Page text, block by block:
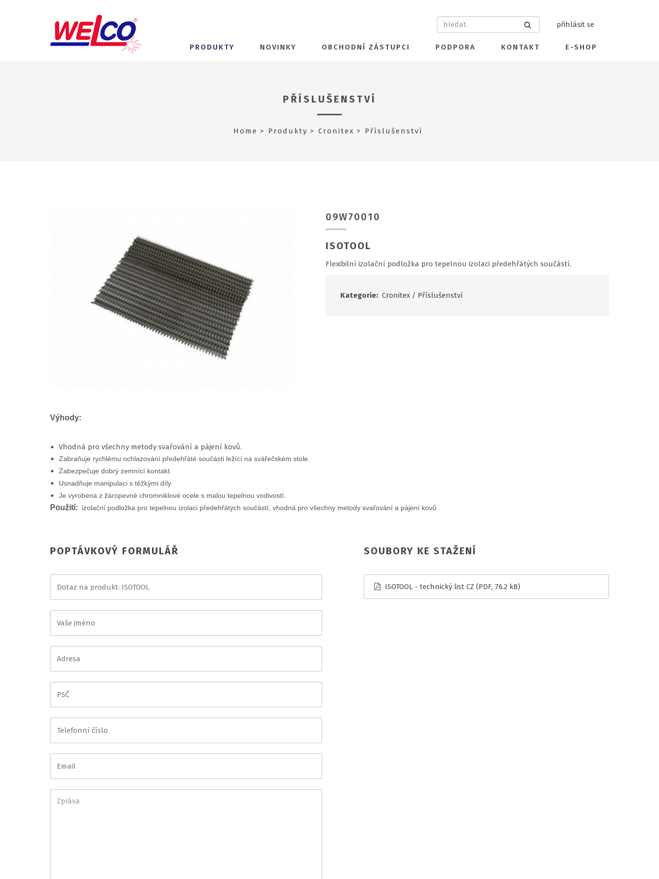
přihlásit se
PRODUKTY NOVINKY OBCHODNÍ ZÁSTUPCI PODPORA KONTAKT E-SHOP
PŘÍSLUŠENSTVÍ
Home Produkty Cronitex Příslušenství
09W70010
ISOTOOL
Flexibilní izolační podložka pro tepelnou izolaci předehřátých součástí.
Kategorie: Cronitex/ Příslušenství
Výhody:
Vhodná pro všechny metody svařování a pájení kovů.
Zabraňuje rychlému ochlazování předehřáté součásti ležící na svářečském stole.
Zabezpečuje dobrý zemnící kontakt.
Usnadňuje manipulaci s těžkými díly.
Je vyrobena z žáropevné chromniklové ocele s malou tepelnou vodivostí.
Použití: izolační podložka pro tepelnou izolaci předehřátých součástí, vhodná pro všechny metody svařování a pájení kovů
SOUBORY KE STAŽENÍ
ISOTOOL - technický list CZ (PDF, 76.2 kB)
POPTÁVKOVÝ FORMULÁŘ